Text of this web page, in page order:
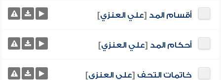
أقسام المد [علي العنزي]
أحكام المد [علي العنزي]
خاتمات التحف [علي العنزي]